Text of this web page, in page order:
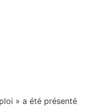
» a été pré­sen­té